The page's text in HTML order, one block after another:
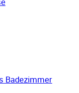
Badezimmer